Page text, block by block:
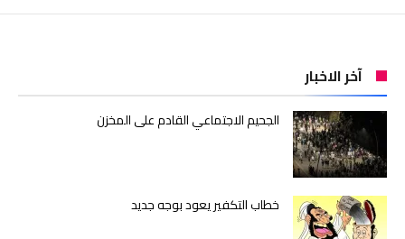
آخر الاخبار
الجحيم الاجتماعي القادم على المخزن
خطاب التكفير يعود بوجه جديد